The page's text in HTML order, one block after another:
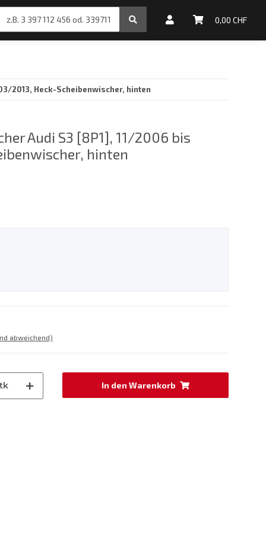
0,00 CHF
Motoröle
2013, Heck-Scheibenwischer, hinten
Audi S3 [8P1], 11/2006 bis
hinten
abweichend)
In den Warenkorb